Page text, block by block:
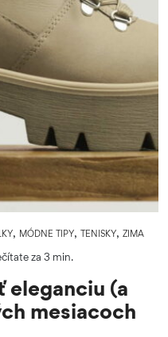
, MÓDNE TIPY, TENISKY, ZIMA
za 3 min.
eleganciu (a
mesiacoch